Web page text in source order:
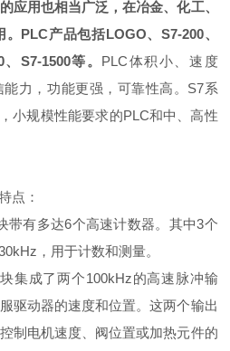
应用也相当广泛，在冶金、化工、
PLC产品包括LOGO、S7-200、
S7-1500等。 PLC体积小、速度
力，功能更强，可靠性高。S7系
小规模性能要求的PLC和中、高性
点：
有多达6个高速计数器。其中3个
，用于计数和测量。
成了两个100kHz的高速脉冲输
驱动器的速度和位置。这两个输出
制电机速度、阀位置或加热元件的